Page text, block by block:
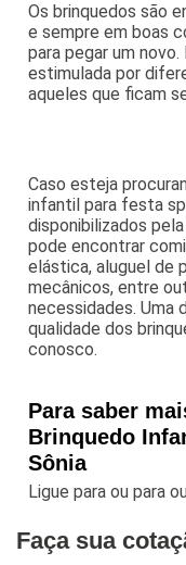
Os brinquedos são
e sempre em boas
para pegar um
estimulada por
aqueles que ficam
Caso esteja
infantil para festa sp
disponibilizados
pode encontrar
elástica, aluguel de
mecânicos, entre
necessidades. Uma
qualidade dos
conosco.
Para saber
Brinquedo
Sônia
Ligue paraou para
Faça sua